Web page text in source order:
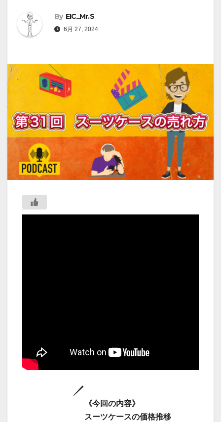
By EIC_Mr.S
6月 27, 2024
《今回の内容》
スーツケースの価格推移